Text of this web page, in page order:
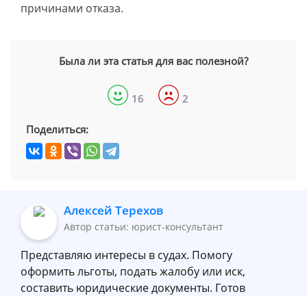
причинами отказа.
Была ли эта статья для вас полезной?
16 2
Поделиться:
Алексей Терехов
Автор статьи: юрист-консультант
Представляю интересы в судах. Помогу
оформить льготы, подать жалобу или иск,
составить юридические документы. Готов